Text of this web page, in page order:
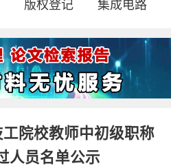
院校教师中初级职称
人员名单公示